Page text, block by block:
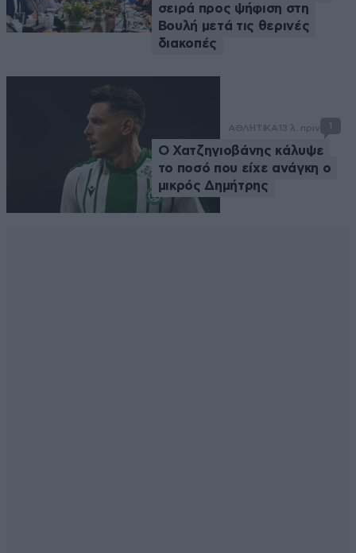
σειρά προς ψήφιση στη
Βουλή μετά τις θερινές
διακοπές
ΑΘΛΗΤΙΚΑ 13 λ. πριν 1
Ο Χατζηγιοβάνης κάλυψε
το ποσό που είχε ανάγκη ο
μικρός Δημήτρης